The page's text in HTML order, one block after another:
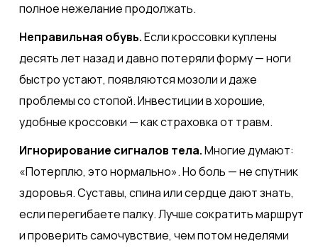
полное нежелание продолжать.
Неправильная обувь.Если кроссовки куплены
десять лет назад и давно потеряли форму — ноги
быстро устают, появляются мозоли и даже
проблемы со стопой. Инвестиции в хорошие,
удобные кроссовки — как страховка от травм.
Игнорирование сигналов тела.Многие думают:
«Потерплю, это нормально». Но боль — не спутник
здоровья. Суставы, спина или сердце дают знать,
если перегибаете палку. Лучше сократить маршрут
и проверить самочувствие, чем потом неделями